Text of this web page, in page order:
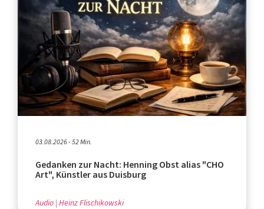
03.08.2026 - 52 Min.
Gedanken zur Nacht: Henning Obst alias "CHO
Art", Künstler aus Duisburg
Audio Heinz Flischikowski